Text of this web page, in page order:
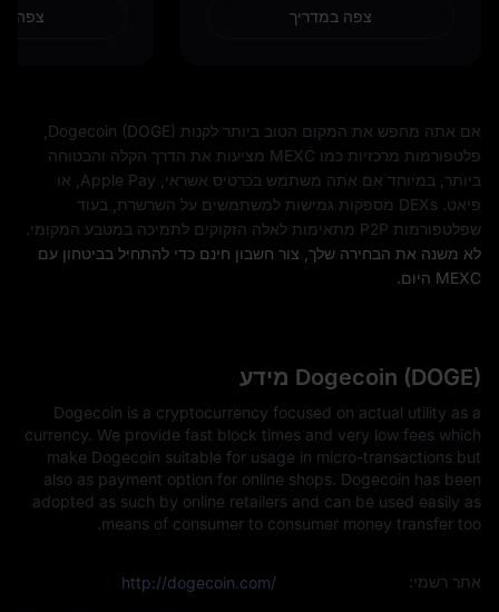
צפה במדריך צפה
פלטפורמות מרכזיות כמו MEXC מציעות את הדרך הקלה והבטוחה
ביותר, במיוחד אם אתה משתמש בכרטיס אשראי, Apple Pay, או
פיאט. DEXs מספקות גמישות למשתמשים על השרשרת, בעוד
שפלטפורמות P2P מתאימות לאלה הזקוקים לתמיכה במטבע המקומי.
לא משנה את הבחירה שלך, צור חשבון חינם כדי להתחיל בביטחון עם
MEXC היום.
Dogecoin (DOGE) מידע
Dogecoin is a cryptocurrency focused on actual utility as a
currency. We provide fast block times and very low fees which
make Dogecoin suitable for usage in micro-transactions but
also as payment option for online shops. Dogecoin has been
adopted as such by online retailers and can be used easily as
means of consumer to consumer money transfer too.
אתר רשמי: http://dogecoin.com/